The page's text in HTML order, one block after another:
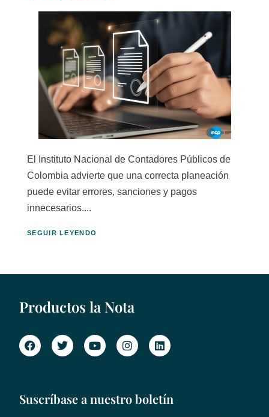
El Instituto Nacional de Contadores Públicos de
Colombia advierte que una correcta planeación
puede evitar errores, sanciones y pagos
innecesarios....
SEGUIR LEYENDO
Productos la Nota
Suscríbase a nuestro boletín